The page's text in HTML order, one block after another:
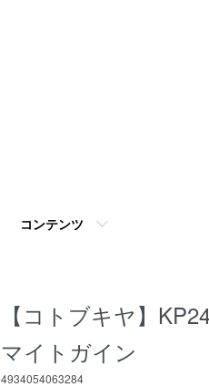
コンテンツ
【コトブキヤ】
マイトガイン
4934054063284